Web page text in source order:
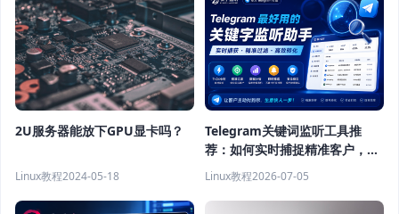
2U服务器能放下GPU显卡吗？
Linux教程2024-05-18
Telegram关键词监听工具推
荐：如何实时捕捉精准客户，提
高获客效率？
Linux教程2026-07-05